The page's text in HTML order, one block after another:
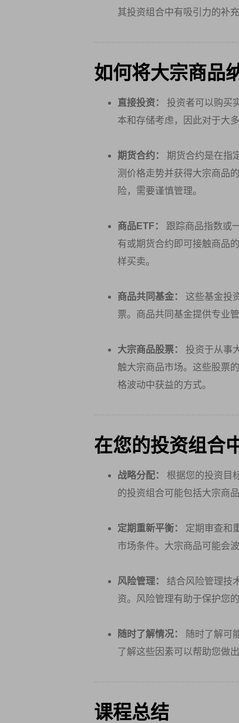
其投资组合中有吸引力的补充
如何将大宗商品
直接投资：
投资者可以购买
本和存储考虑，因此对于大
期货合约：
期货合约是在指
测价格走势并获得大宗商品
险，需要谨慎管理。
商品ETF：
跟踪商品指数或
有或期货合约即可接触商品
样买卖。
商品共同基金：
这些基金投
票。商品共同基金提供专业
大宗商品股票：
投资于从事
触大宗商品市场。这些股票
格波动中获益的方式。
在您的投资组合
战略分配：
根据您的投资目
的投资组合可能包括大宗商
定期重新平衡：
定期审查和
市场条件。大宗商品可能会
风险管理：
结合风险管理技
资。风险管理有助于保护您
随时了解情况：
随时了解可
了解这些因素可以帮助您做
课程总结